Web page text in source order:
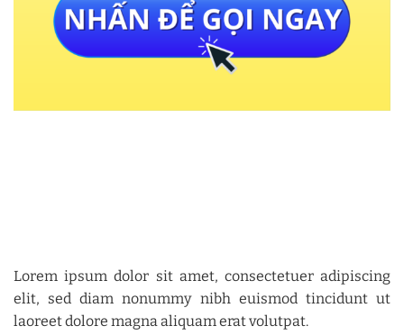
Lorem ipsum dolor sit amet, consectetuer adipiscing
elit, sed diam nonummy nibh euismod tincidunt ut
laoreet dolore magna aliquam erat volutpat.